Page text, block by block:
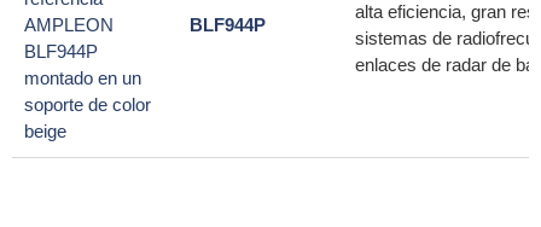
BLF944P
alta eficiencia, gran
sistemas de
enlaces de radar de